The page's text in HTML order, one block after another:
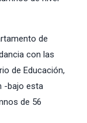
de
con las
de Educación,
-bajo esta
de 56